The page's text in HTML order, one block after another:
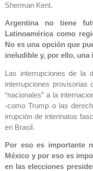
Sherman Kent.
Argentina no tiene
Latinoamérica como
No es una opción que
ineludible y, por ello,
Las interrupciones de la
interrupciones provisorias
“nacionales” a la
-como Trump o las
irrupción de interinatos
en Brasil.
Por eso es importante
México y por eso es
en las elecciones